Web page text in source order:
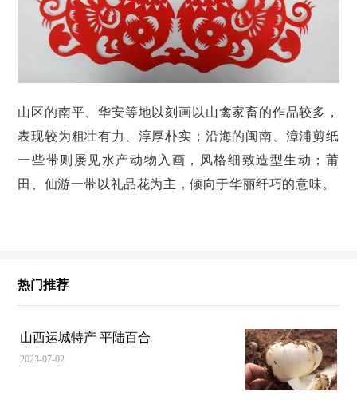
山区的南平、华安等地以刻画以山禽家畜的作品较多，
表现较为粗壮有力、淳厚朴实；沿海的闽南、漳浦剪纸
一些带则屡见水产动物入画，风格细致造型生动；莆
田、仙游一带以礼品花为主，倾向于华丽纤巧的意味。
热门推荐
山西运城特产 平陆百合
2023-07-02